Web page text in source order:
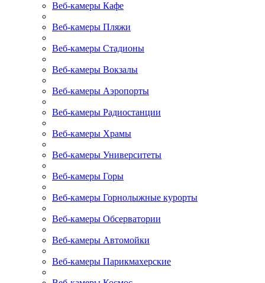
Веб-камеры Кафе
Веб-камеры Пляжи
Веб-камеры Стадионы
Веб-камеры Вокзалы
Веб-камеры Аэропорты
Веб-камеры Радиостанции
Веб-камеры Храмы
Веб-камеры Университеты
Веб-камеры Горы
Веб-камеры Горнолыжные курорты
Веб-камеры Обсерватории
Веб-камеры Автомойки
Веб-камеры Парикмахерские